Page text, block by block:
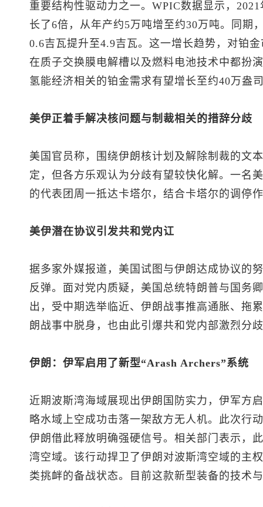
重要结构性驱动力之一。WPIC数据显示，
长了6倍，从年产约5万吨增至约30万吨。同期
0.6吉瓦提升至4.9吉瓦。这一增长趋势，对铂
在质子交换膜电解槽以及燃料电池技术中都扮
氢能经济相关的铂金需求有望增长至约40万盎
美伊正着手解决核问题与制裁相关的措辞分歧
美国官员称，围绕伊朗核计划及解除制裁的文
定，但各方乐观认为分歧有望较快化解。一名
的代表团周一抵达卡塔尔，结合卡塔尔的调停
美伊潜在协议引发共和党内讧
据多家外媒报道，美国试图与伊朗达成协议的
反弹。面对党内质疑，美国总统特朗普与国务
出，受中期选举临近、伊朗战事推高通胀、拖
朗战事中脱身，也由此引爆共和党内部激烈分
伊朗：伊军启用了新型“Arash Archers”系统
近期波斯湾海域展现出伊朗国防实力，伊军方
略水域上空成功击落一架敌方无人机。此次行
伊朗借此释放明确强硬信号。相关部门表示，
湾空域。该行动捍卫了伊朗对波斯湾空域的主
类挑衅的备战状态。目前这款新型装备的技术